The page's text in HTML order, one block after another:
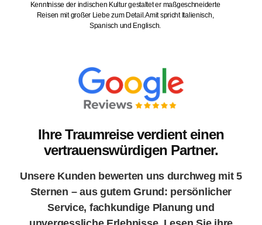
Kultur gestaltet er maßgeschneiderte
Liebe zum Detail.Amit spricht Italienisch,
Gastronomie und
Indien in- und auswendig
Ihre Traumreise verdient einen
vertrauenswürdigen Partner.
Unsere Kunden bewerten uns durchweg mit 5
Sternen – aus gutem Grund: persönlicher
Service, fachkundige Planung und